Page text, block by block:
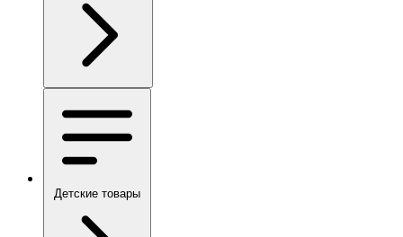
Детские товары